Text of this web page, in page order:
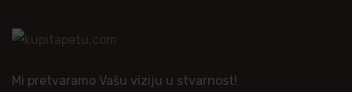
Mi pretvaramo Vašu viziju u stvarnost!